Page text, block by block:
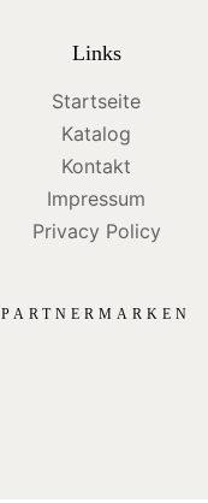
Links
Startseite
Katalog
Kontakt
Impressum
Privacy Policy
PARTNERMARKEN